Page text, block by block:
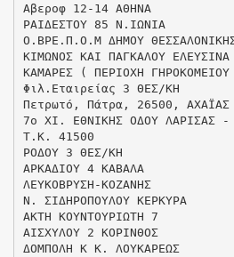
Αβεροφ 12-14 ΑΘΗΝΑ
ΡΑΙΔΕΣΤΟΥ 85 Ν.ΙΩΝΙΑ
Ο.ΒΡΕ.Π.Ο.Μ ΔΗΜΟΥ
ΚΙΜΩΝΟΣ ΚΑΙ ΠΑΓΚΑΛΟΥ ΕΛΕΥΣΙΝΑ
ΚΑΜΑΡΕΣ ( ΠΕΡΙΟΧΗ
Φιλ.Εταιρείας 3 ΘΕΣ/ΚΗ
Πετρωτό, Πάτρα, 26500, ΑΧΑΪΑΣ
7o ΧΙ. ΕΘΝΙΚΗΣ ΟΔΟΥ ΛΑΡΙΣΑΣ -
Τ.Κ. 41500
ΡΟΔΟΥ 3 ΘΕΣ/ΚΗ
ΑΡΚΑΔΙΟΥ 4 ΚΑΒΑΛΑ
ΛΕΥΚΟΒΡΥΣΗ-ΚΟΖΑΝΗΣ
Ν. ΣΙΔΗΡΟΠΟΥΛΟΥ ΚΕΡΚΥΡΑ
ΑΚΤΗ ΚΟΥΝΤΟΥΡΙΩΤΗ 7
ΑΙΣΧΥΛΟΥ 2 ΚΟΡΙΝΘΟΣ
ΔΟΜΠΟΛΗ Κ Κ. ΛΟΥΚΑΡΕΩΣ